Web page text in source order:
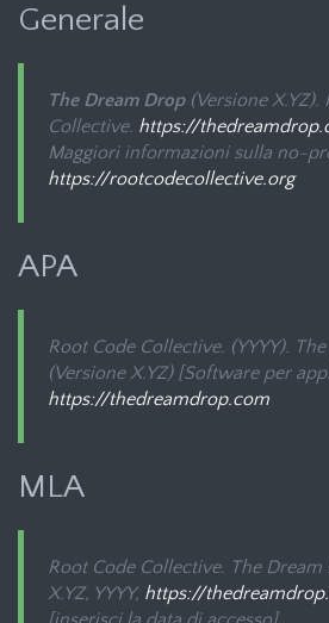
Generale
The Dream Drop(Versione X.YZ).
Collective. https://
Maggiori informazioni sulla no-
https://rootcodecollective.org
APA
Root Code Collective. (YYYY).
(Versione X.YZ) [Software per
https://thedreamdrop.com
MLA
Root Code Collective. The Dream
X.YZ, YYYY, https://